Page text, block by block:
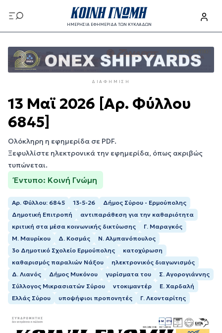
προς
το
περιεχόμενο
ΗΜΕΡΗΣΙΑ ΕΦΗΜΕΡΙΔΑ ΤΩΝ ΚΥΚΛΑΔΩΝ
προς
κυρίως
ΔΙΑΦΉΜΙΣΗ
13 Μαϊ 2026 [Αρ. Φύλλου
6845]
Ολόκληρη η εφημερίδα σε PDF.
Ξεφυλλίστε ηλεκτρονικά την εφημερίδα, όπως ακριβώς
τυπώνεται.
Έντυπο: Κοινή Γνώμη
Αρ. Φύλλου: 6845 13-5-26
Δήμος Σύρου - Ερμούπολης
Δημοτική Επιτροπή
αντιπαράθεση για την καθαριότητα
κριτική στα μέσα κοινωνικής δικτύωσης
Γ. Μαραγκός
Μ. Μαυρίκου
Δ. Κοσμάς
Ν. Αλμπανόπουλος
3ο Δημοτικό Σχολείο Ερμούπολης
κατοχύρωση
καθαρισμός παραλιών Νάξου
ηλεκτρονικός διαγωνισμός
Δ. Λιανός
Δήμος Μυκόνου γυρίσματα του
Σ. Αγορογιάννης
Σύλλογος Μικρασιατών Σύρου
ντοκιμαντέρ
Ε. Χαρδαλή
Ελλάς Σύρου
υποψήφιοι προπονητές Γ. Λεονταρίτης